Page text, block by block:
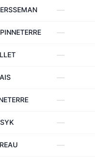
—
—
—
—
—
—
—